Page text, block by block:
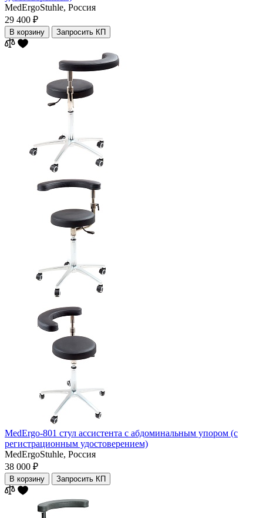
MedErgoStuhle, Россия
29 400 ₽
В корзину Запросить КП
MedErgo-801 cтул аcсистента с абдоминальным упором (с
регистрационным удостоверением)
MedErgoStuhle, Россия
38 000 ₽
В корзину Запросить КП